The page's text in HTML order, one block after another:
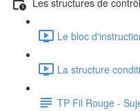
Le bloc
La structure
TP Fil Rouge -